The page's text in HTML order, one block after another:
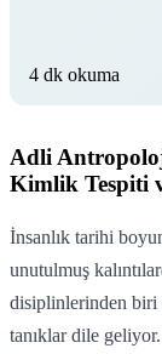
4 dk okuma
Adli
Kimlik Tespiti
İnsanlık tarihi
unutulmuş
disiplinlerinden biri
tanıklar dile